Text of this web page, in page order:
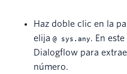
Haz doble clic en la
elija @ sys.any. En
Dialogflow para
número.